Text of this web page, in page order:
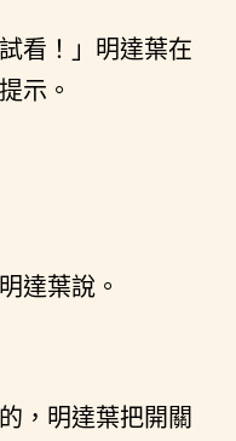
看！」明達葉在
示。
達葉說。
，明達葉把開關